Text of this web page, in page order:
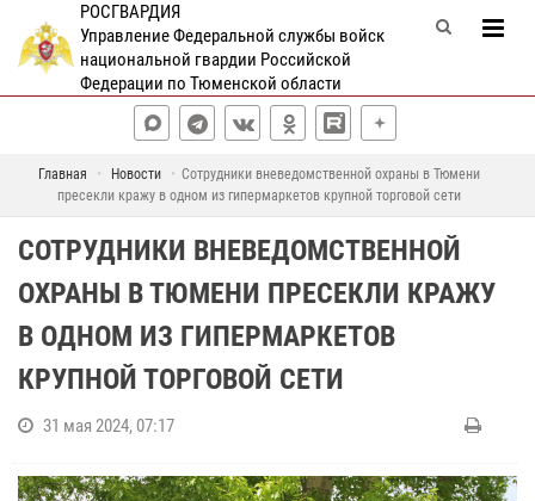
РОСГВАРДИЯ
Управление Федеральной службы войск
национальной гвардии Российской
Федерации по Тюменской области
Главная Новости
Сотрудники вневедомственной охраны в Тюмени
пресекли кражу в одном из гипермаркетов крупной торговой сети
СОТРУДНИКИ ВНЕВЕДОМСТВЕННОЙ
ОХРАНЫ В ТЮМЕНИ ПРЕСЕКЛИ КРАЖУ
В ОДНОМ ИЗ ГИПЕРМАРКЕТОВ
КРУПНОЙ ТОРГОВОЙ СЕТИ
31 мая 2024, 07:17